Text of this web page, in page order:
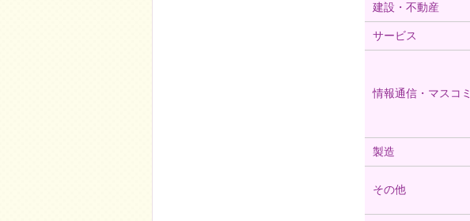
建設・不動産
サービス
情報通信・マスコミ
製造
その他